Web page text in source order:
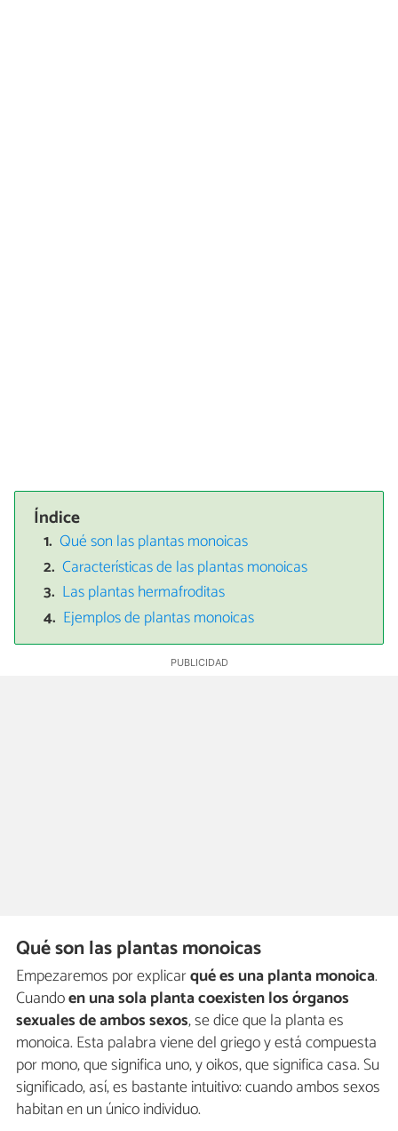
Índice
Qué son las plantas monoicas
Características de las plantas monoicas
Las plantas hermafroditas
Ejemplos de plantas monoicas
Qué son las plantas monoicas
Empezaremos por explicarqué es una planta monoica.
Cuandoen una sola planta coexisten los órganos
sexuales de ambos sexos, se dice que la planta es
monoica. Esta palabra viene del griego y está compuesta
por mono, que significa uno, y oikos, que significa casa. Su
significado, así, es bastante intuitivo: cuando ambos sexos
habitan en un único individuo.